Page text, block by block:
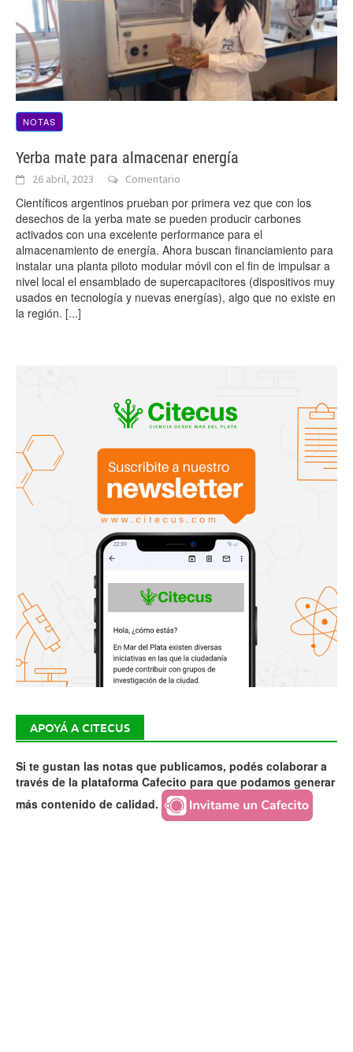
NOTAS
Yerba mate para almacenar energía
26 abril, 2023 Comentario
Científicos argentinos prueban por primera vez que con los
desechos de la yerba mate se pueden producir carbones
activados con una excelente performance para el
almacenamiento de energía. Ahora buscan financiamiento para
instalar una planta piloto modular móvil con el fin de impulsar a
nivel local el ensamblado de supercapacitores (dispositivos muy
usados en tecnología y nuevas energías), algo que no existe en
la región. [...]
APOYÁ A CITECUS
Si te gustan las notas que publicamos, podés colaborar a
través de la plataforma Cafecito para que podamos generar
más contenido de calidad.